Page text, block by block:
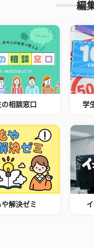
編
相談窓口 学
や解決ゼミ